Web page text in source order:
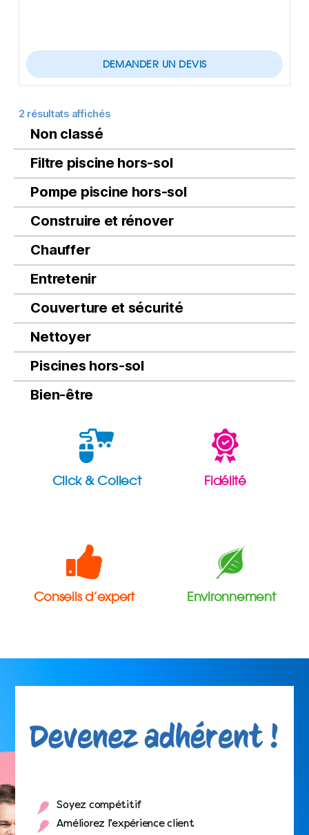
DEMANDER UN DEVIS
2 résultats affichés
Non classé
Filtre piscine hors-sol
Pompe piscine hors-sol
Construire et rénover
Chauffer
Entretenir
Couverture et sécurité
Nettoyer
Piscines hors-sol
Bien-être
Click & Collect
Conseils d’expert
Fidélité
Environnement
Soyez compétitif
Améliorez l’expérience client